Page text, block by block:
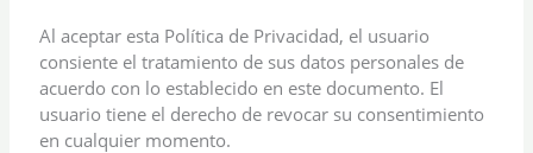
Al aceptar esta Política de Privacidad, el usuario
consiente el tratamiento de sus datos personales de
acuerdo con lo establecido en este documento. El
usuario tiene el derecho de revocar su consentimiento
en cualquier momento.